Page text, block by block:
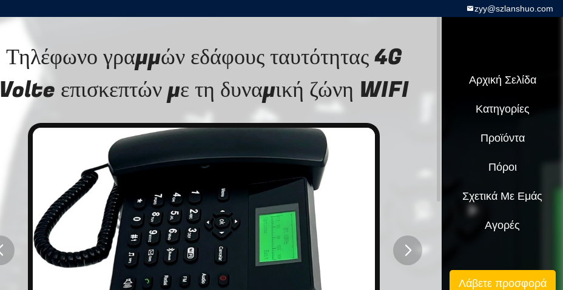
zyy@szlanshuo.com
Τηλέφωνο γραμμών εδάφους ταυτότητας 4G
Volte επισκεπτών με τη δυναμική ζώνη WIFI
Αρχική Σελίδα
Κατηγορίες
Προϊόντα
Πόροι
Σχετικά Με Εμάς
Αγορές
Λάβετε προσφορά